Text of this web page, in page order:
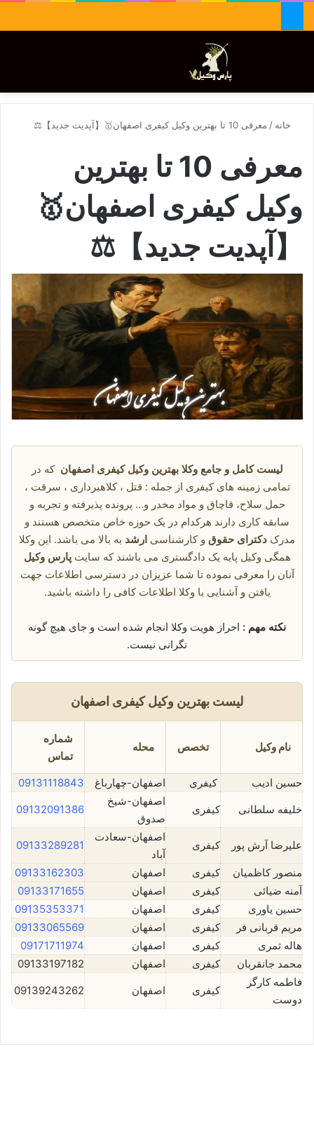
تغییر پوسته
خانه / معرفی 10 تا بهترین وکیل کیفری اصفهان🥇【آپدیت جدید】⚖️
معرفی 10 تا بهترین
وکیل کیفری اصفهان🥇
【آپدیت جدید】⚖️
لیست کامل و جامع وکلا بهترین وکیل کیفری اصفهان که در
تمامی زمینه های کیفری از جمله : قتل ، کلاهبرداری ، سرقت ،
حمل سلاح، قاچاق و مواد مخدر و… پرونده پذیرفته و تجربه و
سابقه کاری دارند هرکدام در یک حوزه خاص متخصص هستند و
مدرک دکترای حقوق و کارشناسی ارشد به بالا می باشد. این وکلا
همگی وکیل پایه یک دادگستری می باشند که سایت پارس وکیل
آنان را معرفی نموده تا شما عزیزان در دسترسی اطلاعات جهت
یافتن و آشنایی با وکلا اطلاعات کافی را داشته باشید.
نکته مهم : احراز هویت وکلا انجام شده است و جای هیچ گونه
نگرانی نیست.
لیست بهترین وکیل کیفری اصفهان
نام وکیل تخصص محله
شماره
تماس
حسین ادیب
کیفری اصفهان-چهارباغ
09131118843
خلیفه سلطانی
کیفری
اصفهان-شیخ
صدوق
09132091386
علیرضا آرش پور کیفری
اصفهان-سعادت
آباد
09133289281
منصور کاظمیان کیفری اصفهان
09133162303
آمنه ضیائی
کیفری اصفهان
09133171655
حسین یاوری
کیفری اصفهان
09135353371
مریم قربانی فر
کیفری اصفهان
09133065569
هاله ثمری
کیفری اصفهان
09171711974
محمد جانقربان
کیفری اصفهان
09133197182
فاطمه کارگر
دوست
کیفری اصفهان 09139243262